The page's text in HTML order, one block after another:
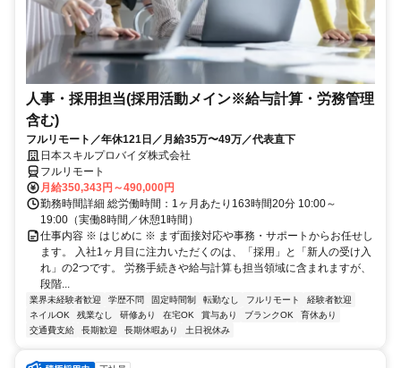
人事・採用担当(採用活動メイン※給与計算・労務管理
含む)
フルリモート／年休121日／月給35万〜49万／代表直下
日本スキルプロバイダ株式会社
フルリモート
月給350,343円～490,000円
勤務時間詳細 総労働時間：1ヶ月あたり163時間20分 10:00～
19:00（実働8時間／休憩1時間）
仕事内容 ※ はじめに ※ まず面接対応や事務・サポートからお任せし
ます。 入社1ヶ月目に注力いただくのは、「採用」と「新人の受け入
れ」の2つです。 労務手続きや給与計算も担当領域に含まれますが、
段階...
業界未経験者歓迎 学歴不問 固定時間制 転勤なし フルリモート
経験者歓迎
ネイルOK
残業なし 研修あり 在宅OK 賞与あり ブランクOK
育休あり
交通費支給
長期歓迎 長期休暇あり 土日祝休み